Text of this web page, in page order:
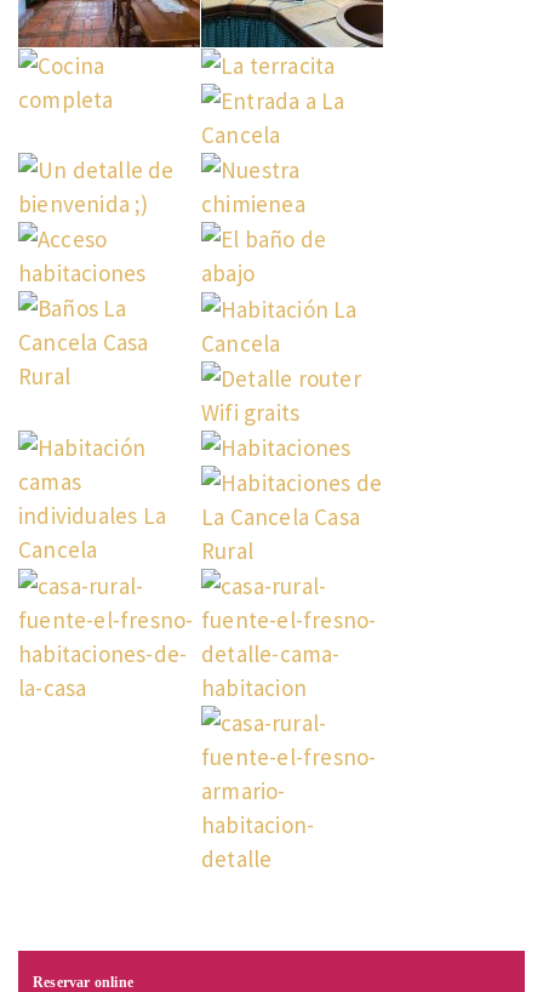
Reservar online